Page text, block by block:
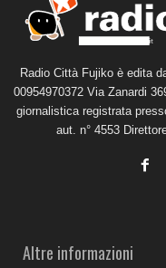
Radio Città Fujiko è edita
00954970372 Via Zanardi
giornalistica registrata
aut. n° 4553
Altre informazioni